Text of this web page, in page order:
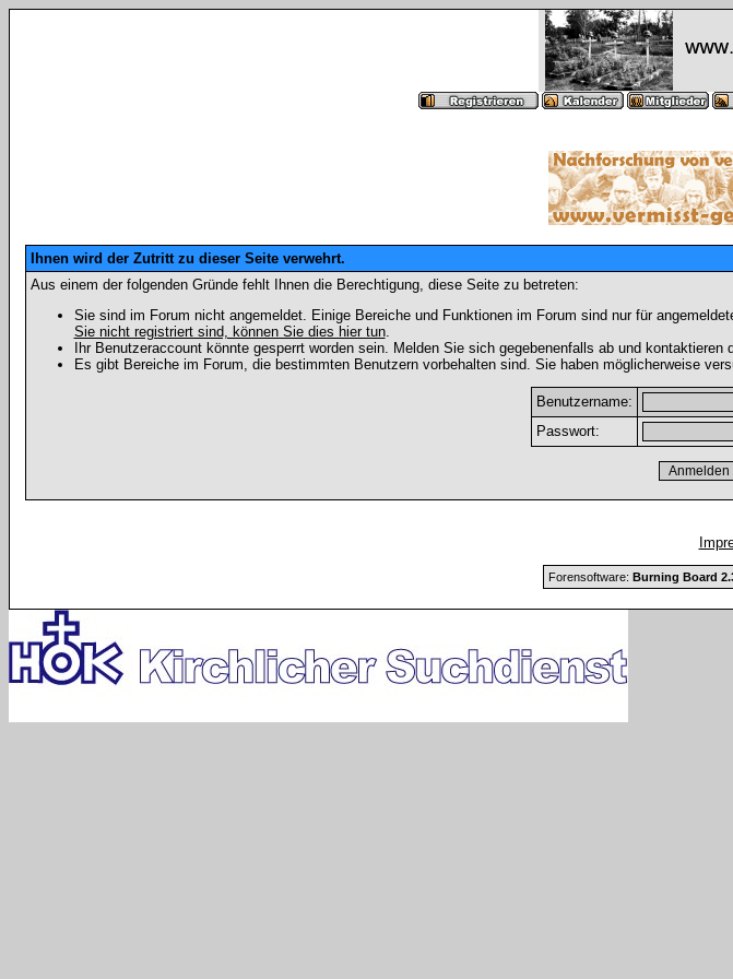
Ihnen wird der Zutritt zu dieser Seite verwehrt.
Aus einem der folgenden Gründe fehlt Ihnen die Berechtigung, diese Seite zu betreten:
Sie sind im Forum nicht angemeldet. Einige Bereiche und Funktionen im Forum sind nur für
Sie nicht registriert sind, können Sie dies hier tun.
Ihr Benutzeraccount könnte gesperrt worden sein. Melden Sie sich gegebenenfalls ab und kontaktieren
Es gibt Bereiche im Forum, die bestimmten Benutzern vorbehalten sind. Sie haben möglicherweise
Benutzername:
Passwort:
Forensoftware: Burning Board